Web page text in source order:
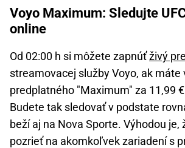
Voyo Maximum: Sledujte
online
Od 02:00 h si môžete zapnúťživý
streamovacej služby Voyo, ak máte
predplatného "Maximum" za 11,99
Budete tak sledovať v podstate
beží aj na Nova Sporte. Výhodou je,
pozrieť na akomkoľvek zariadení s